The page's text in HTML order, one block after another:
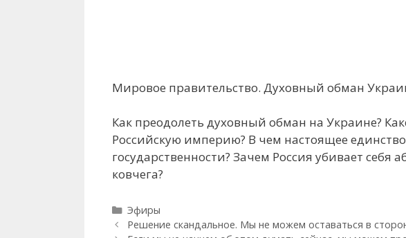
Мировое правительство. Духовный обман
Как преодолеть духовный обман на Украине?
Российскую империю? В чем настоящее
государственности? Зачем Россия убивает
ковчега?
Рубрики
Эфиры
Решение скандальное. Мы не можем оставаться в